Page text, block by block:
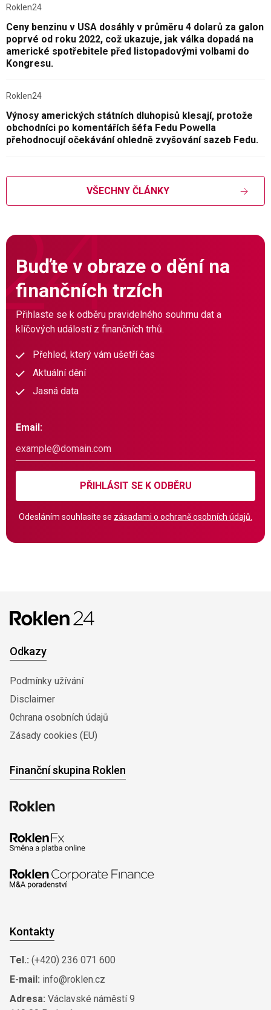
Roklen24
Ceny benzinu v USA dosáhly v průměru 4 dolarů za galon
poprvé od roku 2022, což ukazuje, jak válka dopadá na
americké spotřebitele před listopadovými volbami do
Kongresu.
Roklen24
Výnosy amerických státních dluhopisů klesají, protože
obchodníci po komentářích šéfa Fedu Powella
přehodnocují očekávání ohledně zvyšování sazeb Fedu.
VŠECHNY ČLÁNKY
Buďte v obraze o dění na
finančních trzích
Přihlaste se k odběru pravidelného souhrnu dat a
klíčových událostí z finančních trhů.
Přehled, který vám ušetří čas
Aktuální dění
Jasná data
Email:
PŘIHLÁSIT SE K ODBĚRU
Odesláním souhlasíte se zásadami o ochraně osobních údajů.
Odkazy
Podmínky užívání
Disclaimer
0chrana osobních údajů
Zásady cookies (EU)
Finanční skupina Roklen
Kontakty
Tel.: (+420) 236 071 600
E-mail: info@roklen.cz
Adresa: Václavské náměstí 9